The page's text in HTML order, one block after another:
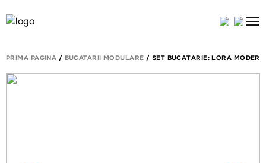
PRIMA PAGINĂ / BUCATARII MODULARE / SET BUCĂTĂRIE: LORA